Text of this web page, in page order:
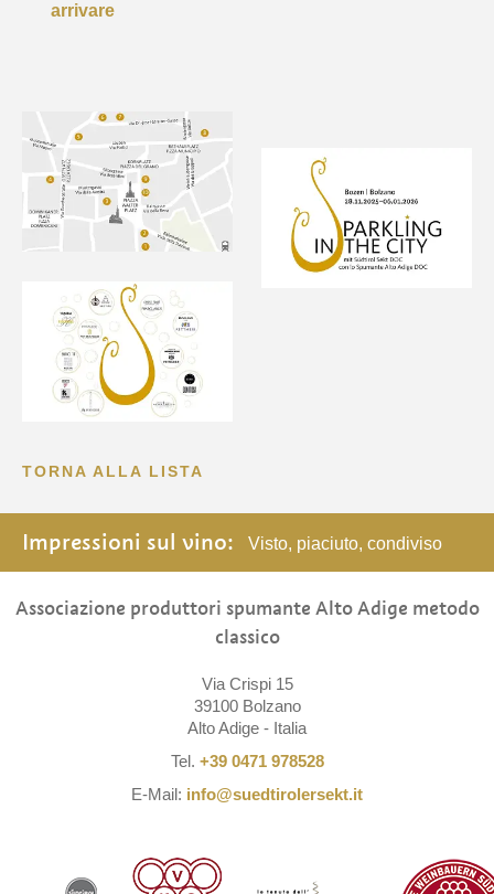
arrivare
TORNA ALLA LISTA
Impressioni sul vino: Visto, piaciuto, condiviso
Associazione produttori spumante Alto Adige metodo
classico
Via Crispi 15
39100 Bolzano
Alto Adige - Italia
Tel. +39 0471 978528
E-Mail: info@suedtirolersekt.it